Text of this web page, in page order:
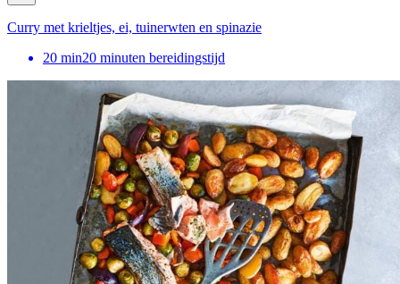
Curry met krieltjes, ei, tuinerwten en spinazie
20 min20 minuten bereidingstijd